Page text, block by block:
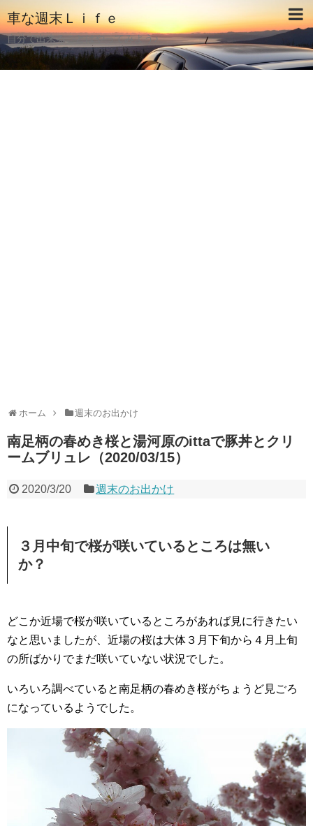
車な週末Ｌｉｆｅ
自分で出来ることはやってみよう♪
ホーム 週末のお出かけ
南足柄の春めき桜と湯河原のittaで豚丼とクリ
ームブリュレ（2020/03/15）
2020/3/20 週末のお出かけ
３月中旬で桜が咲いているところは無い
か？
どこか近場で桜が咲いているところがあれば見に行きたい
なと思いましたが、近場の桜は大体３月下旬から４月上旬
の所ばかりでまだ咲いていない状況でした。
いろいろ調べていると南足柄の春めき桜がちょうど見ごろ
になっているようでした。